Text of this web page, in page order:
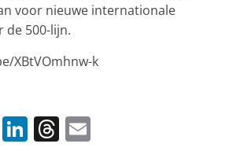
voor nieuwe internationale
de 500-lijn.
XBtVOmhnw-k
X Li T